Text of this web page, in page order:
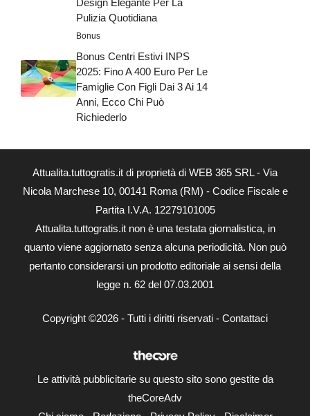
Pulizia Quotidiana
Bonus
Bonus Centri Estivi INPS
2025: Fino A 400 Euro Per Le
Famiglie Con Figli Dai 3 Ai 14
Anni, Ecco Chi Può
Richiederlo
Attualita.tuttogratis.it di proprietà di WEB 365 SRL - Via
Nicola Marchese 10, 00141 Roma (RM) - Codice Fiscale e
Partita I.V.A. 12279101005
Attualita.tuttogratis.it non è una testata giornalistica, in
quanto viene aggiornato senza alcuna periodicità. Non può
pertanto considerarsi un prodotto editoriale ai sensi della
legge n. 62 del 07.03.2001
Copyright ©2026 - Tutti i diritti riservati - Contattaci
Le attività pubblicitarie su questo sito sono gestite da
theCoreAdv